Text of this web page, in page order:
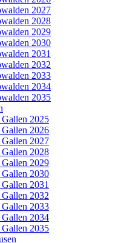
2027
2028
2029
2030
2031
2032
2033
2034
2035
Gallen 2025
Gallen 2026
Gallen 2027
Gallen 2028
Gallen 2029
Gallen 2030
Gallen 2031
Gallen 2032
Gallen 2033
Gallen 2034
Gallen 2035